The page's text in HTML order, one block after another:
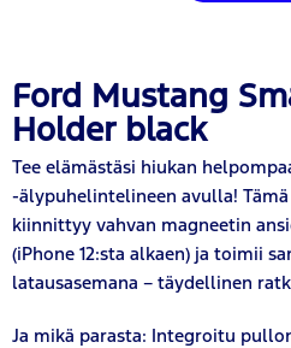
Ford Mustang
Holder black
Tee elämästäsi hiukan
-älypuhelintelineen avulla!
kiinnittyy vahvan magneetin
(iPhone 12:sta alkaen) ja toimii
latausasemana – täydellinen
Ja mikä parasta: Integroitu